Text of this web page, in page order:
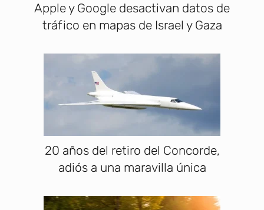
Apple y Google desactivan datos de
tráfico en mapas de Israel y Gaza
20 años del retiro del Concorde,
adiós a una maravilla única